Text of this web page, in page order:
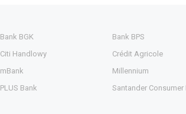
Bank BGK Bank BPS
Citi Handlowy Crédit Agricole
mBank Millennium
PLUS Bank Santander Consumer